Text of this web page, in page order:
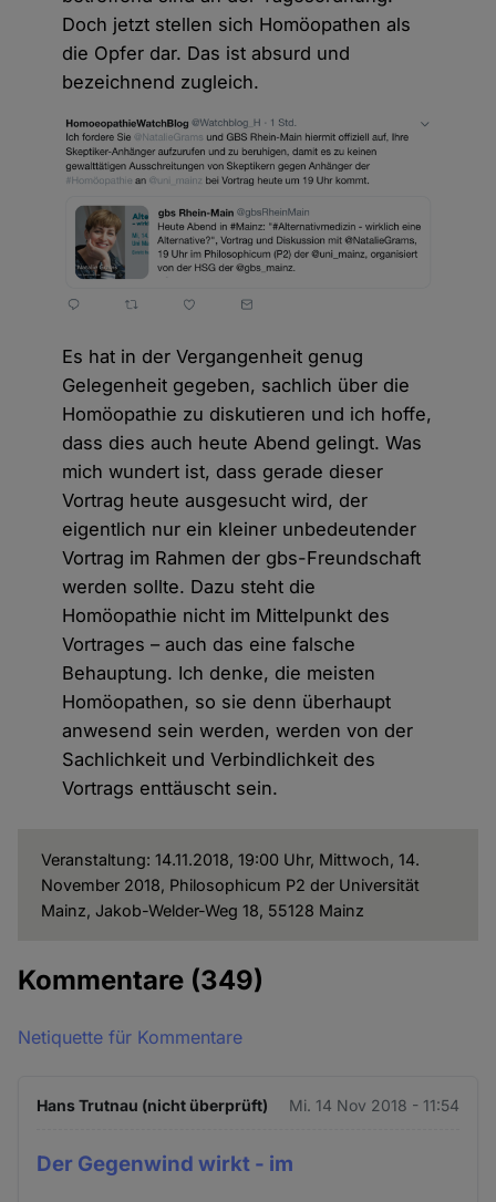
Doch jetzt stellen sich Homöopathen als
die Opfer dar. Das ist absurd und
bezeichnend zugleich.
Es hat in der Vergangenheit genug
Gelegenheit gegeben, sachlich über die
Homöopathie zu diskutieren und ich hoffe,
dass dies auch heute Abend gelingt. Was
mich wundert ist, dass gerade dieser
Vortrag heute ausgesucht wird, der
eigentlich nur ein kleiner unbedeutender
Vortrag im Rahmen der gbs-Freundschaft
werden sollte. Dazu steht die
Homöopathie nicht im Mittelpunkt des
Vortrages – auch das eine falsche
Behauptung. Ich denke, die meisten
Homöopathen, so sie denn überhaupt
anwesend sein werden, werden von der
Sachlichkeit und Verbindlichkeit des
Vortrags enttäuscht sein.
Veranstaltung: 14.11.2018, 19:00 Uhr, Mittwoch, 14.
November 2018, Philosophicum P2 der Universität
Mainz, Jakob-Welder-Weg 18, 55128 Mainz
Kommentare (349)
Netiquette für Kommentare
Hans Trutnau (nicht überprüft) Mi. 14 Nov 2018 - 11:54
Der Gegenwind wirkt - im